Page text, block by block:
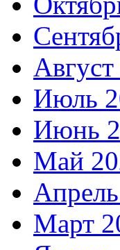
Июль
Июнь
Май
Март